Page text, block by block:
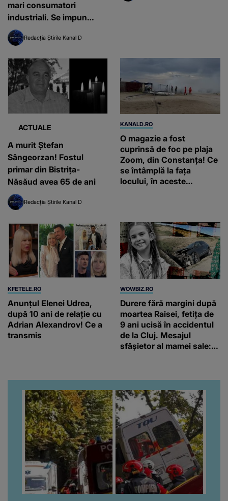
mari consumatori
industriali. Se impun
măsuri urgente pentru
reducerea consumului de
instaurat stare de alertă
națională
Redacția Știrile Kanal D
ACTUALE
A murit Ștefan
Sângeorzan! Fostul
primar din Bistrița-
Năsăud avea 65 de ani
Redacția Știrile Kanal D
KANALD.RO
O magazie a fost
cuprinsă de foc pe plaja
Zoom, din Constanța! Ce
se întâmplă la fața
locului, în aceste
KFETELE.RO
Anunțul Elenei Udrea,
după 10 ani de relație cu
Adrian Alexandrov! Ce a
transmis
WOWBIZ.RO
Durere fără margini după
moartea Raisei, fetița de
9 ani ucisă în accidentul
de la Cluj. Mesajul
sfâșietor al mamei sale: